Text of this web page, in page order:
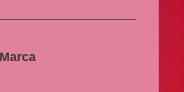
Marca